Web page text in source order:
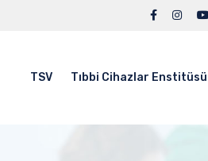
TSV Tıbbi Cihazlar Enstitüsü